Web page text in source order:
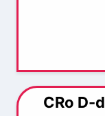
CRo D-